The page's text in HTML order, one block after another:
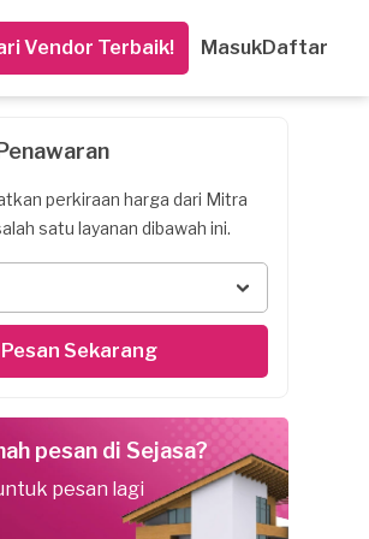
Vendor Terbaik! MasukDaftar
perkiraan harga dari Mitra
satu layanan dibawah ini.
Pesan Sekarang
pesan di Sejasa?
pesan lagi